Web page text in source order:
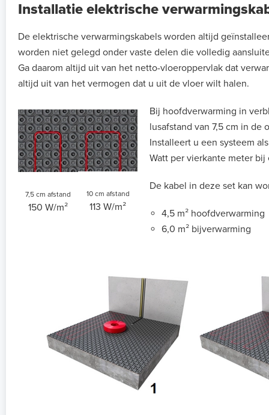
Installatie elektrische
De elektrische verwarmingskabels worden altijd
worden niet gelegd onder vaste delen die volledig
Ga daarom altijd uit van het netto-vloeroppervlak dat
altijd uit van het vermogen dat u uit de vloer wilt halen.
7,5 cm afstand
150 W/m²
10 cm afstand
113 W/m²
Bij hoofdverwarming in
lusafstand van 7,5 cm in de
Installeert u een systeem
Watt per vierkante meter bij
De kabel in deze set kan
4,5 m² hoofdverwarming
6,0 m² bijverwarming